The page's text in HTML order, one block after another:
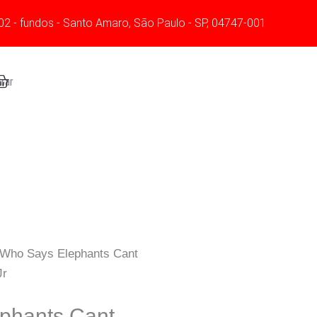
- fundos - Santo Amaro, São Paulo - SP, 04747-001
Says Elephants Cant
quantidade